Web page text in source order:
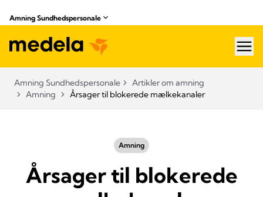
Amning Sundhedspersonale
Amning Sundhedspersonale
Artikler om amning
Amning
Årsager til blokerede mælkekanaler
Amning
Årsager til blokerede